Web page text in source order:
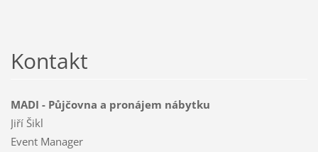
Kontakt
MADI - Půjčovna a pronájem nábytku
Jiří Šikl
Event Manager